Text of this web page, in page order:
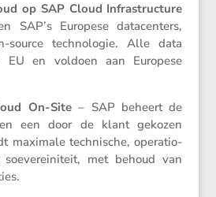
op SAP Cloud Infra­struc­ture
SAP’s Europese datacen­ters,
source techno­logie. Alle data
en voldoen aan Europese
On-Site– SAP beheert de
een door de klant gekozen
maximale techni­sche, opera­ti­o­
met behoud van